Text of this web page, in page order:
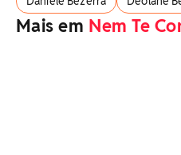
Mais em Nem Te